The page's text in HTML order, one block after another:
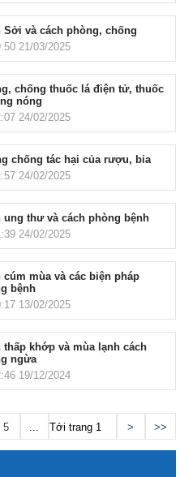
Sởi và cách phòng, chống
21/03/2025
chống thuốc lá điện tử, thuốc
nóng
24/02/2025
chống tác hại của rượu, bia
24/02/2025
ung thư và cách phòng bệnh
24/02/2025
cúm mùa và các biện pháp
bệnh
13/02/2025
thấp khớp và mùa lạnh cách
ngừa
19/12/2024
5 ... Tới trang > >>